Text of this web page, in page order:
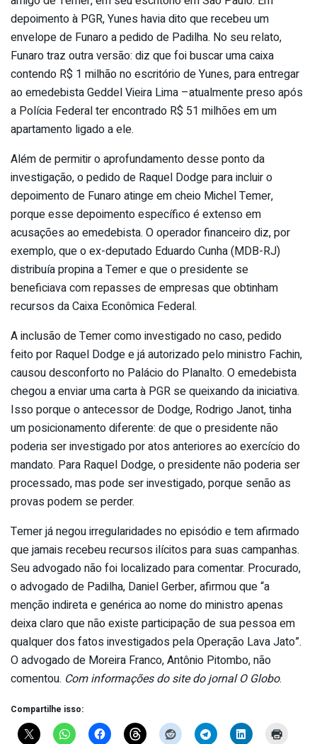
depoimento à PGR, Yunes havia dito que recebeu um
envelope de Funaro a pedido de Padilha. No seu relato,
Funaro traz outra versão: diz que foi buscar uma caixa
contendo R$ 1 milhão no escritório de Yunes, para entregar
ao emedebista Geddel Vieira Lima –atualmente preso após
a Polícia Federal ter encontrado R$ 51 milhões em um
apartamento ligado a ele.
Além de permitir o aprofundamento desse ponto da
investigação, o pedido de Raquel Dodge para incluir o
depoimento de Funaro atinge em cheio Michel Temer,
porque esse depoimento específico é extenso em
acusações ao emedebista. O operador financeiro diz, por
exemplo, que o ex-deputado Eduardo Cunha (MDB-RJ)
distribuía propina a Temer e que o presidente se
beneficiava com repasses de empresas que obtinham
recursos da Caixa Econômica Federal.
A inclusão de Temer como investigado no caso, pedido
feito por Raquel Dodge e já autorizado pelo ministro Fachin,
causou desconforto no Palácio do Planalto. O emedebista
chegou a enviar uma carta à PGR se queixando da iniciativa.
Isso porque o antecessor de Dodge, Rodrigo Janot, tinha
um posicionamento diferente: de que o presidente não
poderia ser investigado por atos anteriores ao exercício do
mandato. Para Raquel Dodge, o presidente não poderia ser
processado, mas pode ser investigado, porque senão as
provas podem se perder.
Temer já negou irregularidades no episódio e tem afirmado
que jamais recebeu recursos ilícitos para suas campanhas.
Seu advogado não foi localizado para comentar. Procurado,
o advogado de Padilha, Daniel Gerber, afirmou que “a
menção indireta e genérica ao nome do ministro apenas
deixa claro que não existe participação de sua pessoa em
qualquer dos fatos investigados pela Operação Lava Jato”.
O advogado de Moreira Franco, Antônio Pitombo, não
comentou. Com informações do site do jornal O Globo.
Compartilhe isso: